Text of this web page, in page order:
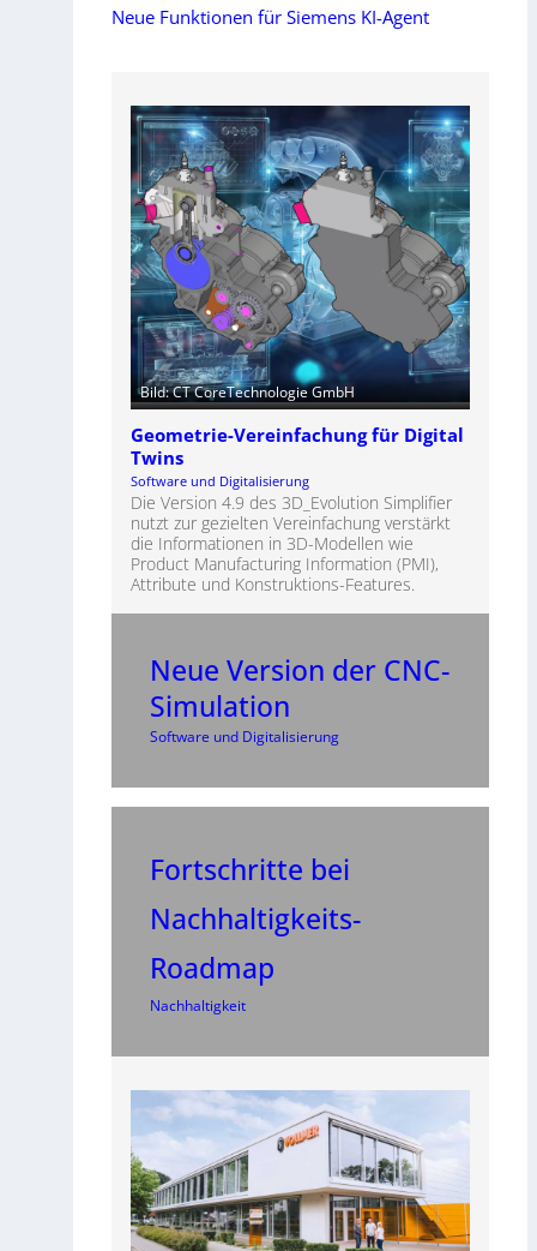
Neue Funktionen für Siemens KI-Agent
Bild: CT CoreTechnologie GmbH
Geometrie-Vereinfachung für Digital
Twins
Software und Digitalisierung
Die Version 4.9 des 3D_Evolution Simplifier
nutzt zur gezielten Vereinfachung verstärkt
die Informationen in 3D-Modellen wie
Product Manufacturing Information (PMI),
Attribute und Konstruktions-Features.
Neue Version der CNC-
Simulation
Software und Digitalisierung
Fortschritte bei
Nachhaltigkeits-
Roadmap
Nachhaltigkeit